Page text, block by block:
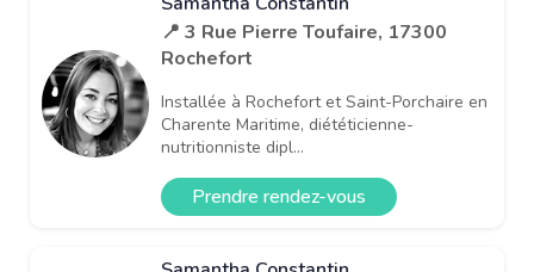
📍 3 Rue Pierre Toufaire, 17300
Rochefort
Installée à Rochefort et Saint-Porchaire en
Charente Maritime, diététicienne-
nutritionniste dipl...
Prendre rendez-vous